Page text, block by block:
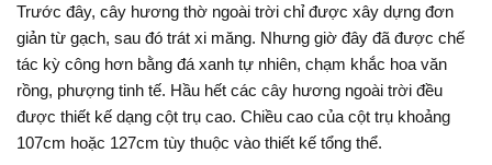
Trước đây, cây hương thờ ngoài trời chỉ được xây dựng đơn
giản từ gạch, sau đó trát xi măng. Nhưng giờ đây đã được chế
tác kỳ công hơn bằng đá xanh tự nhiên, chạm khắc hoa văn
rồng, phượng tinh tế. Hầu hết các cây hương ngoài trời đều
được thiết kế dạng cột trụ cao. Chiều cao của cột trụ khoảng
107cm hoặc 127cm tùy thuộc vào thiết kế tổng thể.